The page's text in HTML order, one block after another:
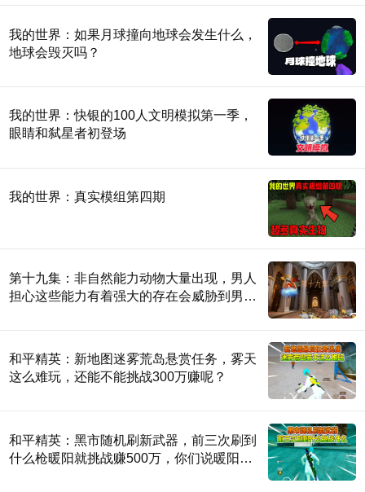
我的世界：如果月球撞向地球会发生什么，
地球会毁灭吗？
我的世界：快银的100人文明模拟第一季，
眼睛和弑星者初登场
我的世界：真实模组第四期
第十九集：非自然能力动物大量出现，男人
担心这些能力有着强大的存在会威胁到男
和平精英：新地图迷雾荒岛悬赏任务，雾天
这么难玩，还能不能挑战300万赚呢？
和平精英：黑市随机刷新武器，前三次刷到
什么枪暖阳就挑战赚500万，你们说暖阳能